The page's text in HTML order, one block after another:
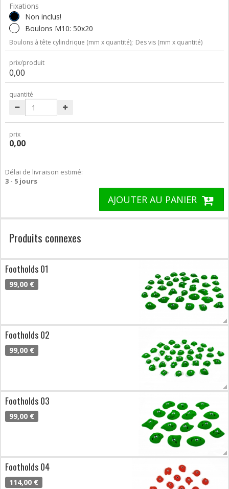
Fixations
Non inclus!
Boulons M10: 50x20
Boulons à tête cylindrique (mm x quantité); Des vis (mm x quantité)
prix/produit
0,00
quantité
prix
0,00
Délai de livraison estimé:
3 - 5 jours
AJOUTER AU PANIER
Produits connexes
Footholds 01
99,00 €
Footholds 02
99,00 €
Footholds 03
99,00 €
Footholds 04
114,00 €